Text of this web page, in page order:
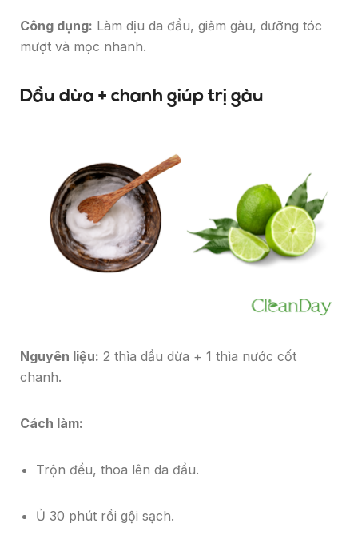
Công dụng: Làm dịu da đầu, giảm gàu, dưỡng tóc
mượt và mọc nhanh.
Dầu dừa + chanh giúp trị gàu
Nguyên liệu: 2 thìa dầu dừa + 1 thìa nước cốt
chanh.
Cách làm:
Trộn đều, thoa lên da đầu.
Ủ 30 phút rồi gội sạch.